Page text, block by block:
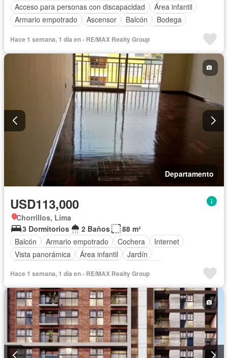
Acceso para personas con discapacidad
Área infantil
Armario empotrado
Ascensor Balcón
Bodega
Internet
Jardín Seguridad Terraza
Hace 1 semana, 1 día en - RE/MAX Realty Group
Departamento
USD113,000
Chorrillos, Lima
3 Dormitorios
2 Baños
88 m²
Balcón
Armario empotrado Cochera
Internet
Vista panorámica
Área infantil
Jardín
Parcialmente amoblado
Hace 1 semana, 1 día en - RE/MAX Realty Group